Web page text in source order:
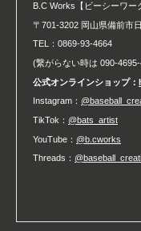
B.C Works【ビーシーワー
〒701-3202 岡山県備前市
TEL：0869-93-4664
(繋がらない時は 090-
公式オンラインショップ：
Instagram：
TikTok： @bats_artist
YouTube： @b.cworks
Threads：